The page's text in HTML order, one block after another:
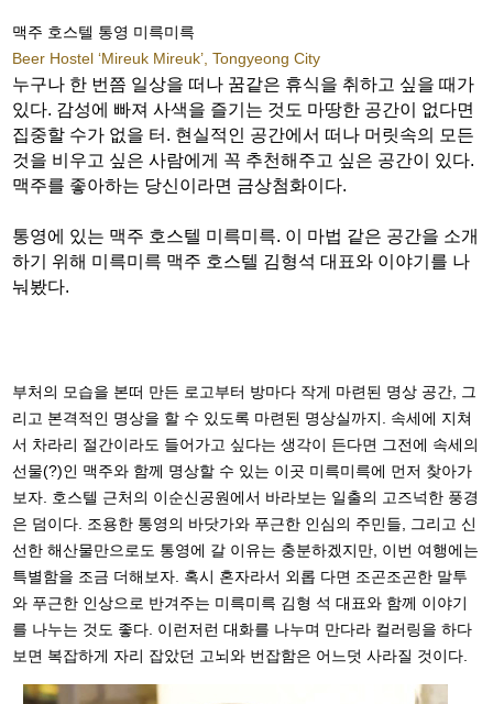
맥주 호스텔 통영 미륵미륵
Beer Hostel ‘Mireuk Mireuk’, Tongyeong City
누구나 한 번쯤 일상을 떠나 꿈같은 휴식을 취하고 싶을 때가
있다. 감성에 빠져 사색을 즐기는 것도 마땅한 공간이 없다면
집중할 수가 없을 터. 현실적인 공간에서 떠나 머릿속의 모든
것을 비우고 싶은 사람에게 꼭 추천해주고 싶은 공간이 있다.
맥주를 좋아하는 당신이라면 금상첨화이다.
통영에 있는 맥주 호스텔 미륵미륵. 이 마법 같은 공간을 소개
하기 위해 미륵미륵 맥주 호스텔 김형석 대표와 이야기를 나
눠봤다.
부처의 모습을 본떠 만든 로고부터 방마다 작게 마련된 명상 공간, 그
리고 본격적인 명상을 할 수 있도록 마련된 명상실까지. 속세에 지쳐
서 차라리 절간이라도 들어가고 싶다는 생각이 든다면 그전에 속세의
선물(?)인 맥주와 함께 명상할 수 있는 이곳 미륵미륵에 먼저 찾아가
보자. 호스텔 근처의 이순신공원에서 바라보는 일출의 고즈넉한 풍경
은 덤이다. 조용한 통영의 바닷가와 푸근한 인심의 주민들, 그리고 신
선한 해산물만으로도 통영에 갈 이유는 충분하겠지만, 이번 여행에는
특별함을 조금 더해보자. 혹시 혼자라서 외롭 다면 조곤조곤한 말투
와 푸근한 인상으로 반겨주는 미륵미륵 김형 석 대표와 함께 이야기
를 나누는 것도 좋다. 이런저런 대화를 나누며 만다라 컬러링을 하다
보면 복잡하게 자리 잡았던 고뇌와 번잡함은 어느덧 사라질 것이다.